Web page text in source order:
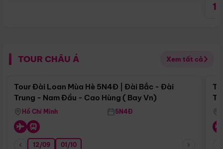
TOUR CHÂU Á Xem tất cả
Điểm nổi bật
Tour Đài Loan Mùa Hè 5N4Đ | Đài Bắc - Đài
Trung - Nam Đầu - Cao Hùng ( Bay Vn)
Hồ Chí Minh 5N4Đ
12/09 01/10